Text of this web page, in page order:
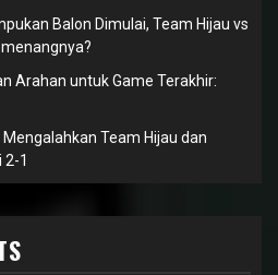
Balon Dimulai, Team Hijau vs
Arahan untuk Game Terakhir:
Team Hijau dan
2-1